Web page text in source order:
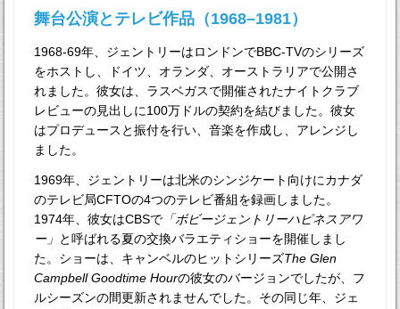
舞台公演とテレビ作品（1968–1981）
1968-69年、ジェントリーはロンドンでBBC-TVのシリーズ
をホストし、ドイツ、オランダ、オーストラリアで公開さ
れました。彼女は、ラスベガスで開催されたナイトクラブ
レビューの見出しに100万ドルの契約を結びました。彼女
はプロデュースと振付を行い、音楽を作成し、アレンジし
ました。
1969年、ジェントリーは北米のシンジケート向けにカナダ
のテレビ局CFTOの4つのテレビ番組を録画しました。
1974年、彼女はCBSで 「ボビージェントリーハピネスアワ
ー」 と呼ばれる夏の交換バラエティショーを開催しまし
た。ショーは、キャンベルのヒットシリーズThe Glen
Campbell Goodtime Hourの彼女のバージョンでしたが、フ
ルシーズンの間更新されませんでした。その同じ年、ジェ